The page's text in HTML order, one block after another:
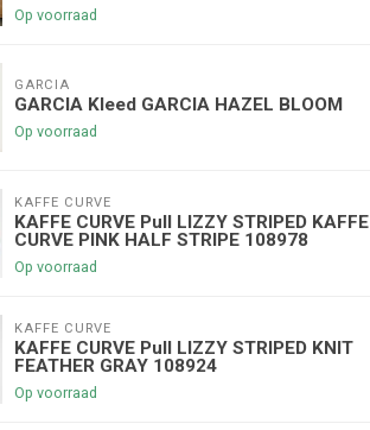
Op voorraad
GARCIA
GARCIA Kleed GARCIA HAZEL BLOOM
Op voorraad
KAFFE CURVE
KAFFE CURVE Pull LIZZY STRIPED KAFFE
CURVE PINK HALF STRIPE 108978
Op voorraad
KAFFE CURVE
KAFFE CURVE Pull LIZZY STRIPED KNIT
FEATHER GRAY 108924
Op voorraad
bestelling